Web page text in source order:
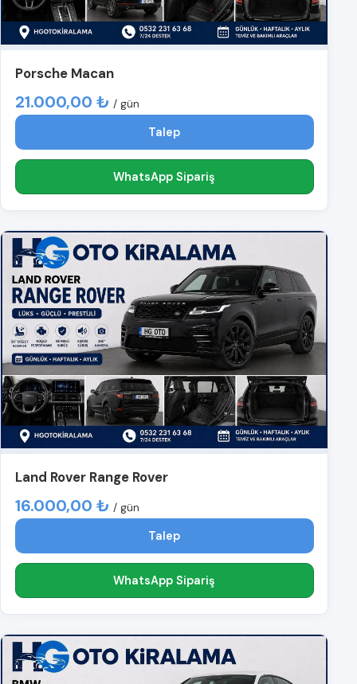
Porsche Macan
21.000,00 ₺ / gün
Talep
WhatsApp Sipariş
Land Rover Range Rover
16.000,00 ₺ / gün
Talep
WhatsApp Sipariş